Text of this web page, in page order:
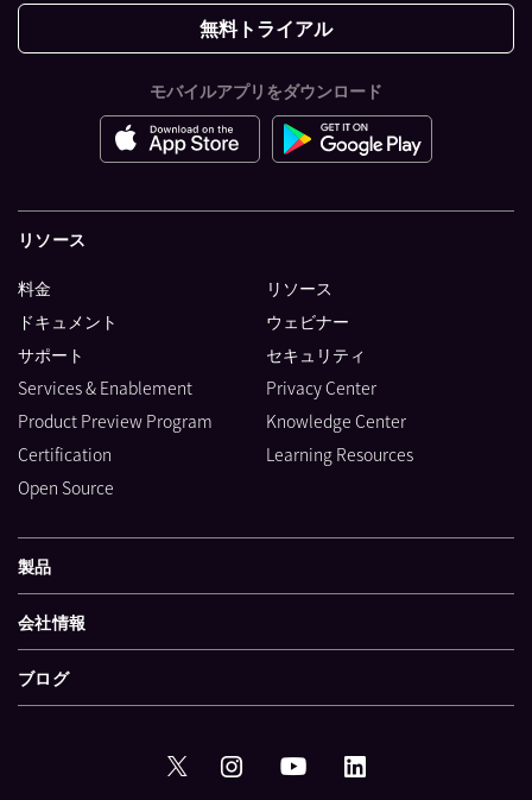
無料トライアル
モバイルアプリをダウンロード
製品
リソース
料金
ドキュメント
サポート
Services & Enablement
Product Preview Program
Certification
Open Source
リソース
ウェビナー
セキュリティ
Privacy Center
Knowledge Center
Learning Resources
会社情報
ブログ